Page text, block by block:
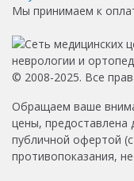
Мы принимаем к
© 2008-2025. Все
Обращаем ваше
цены, предоставлена
публичной офертой
противопоказания,